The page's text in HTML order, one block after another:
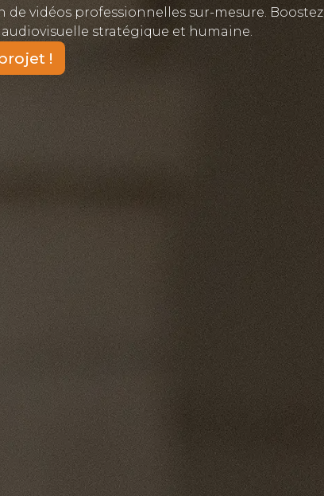
vidéos professionnelles sur-mesure. Boostez
stratégique et humaine.
!